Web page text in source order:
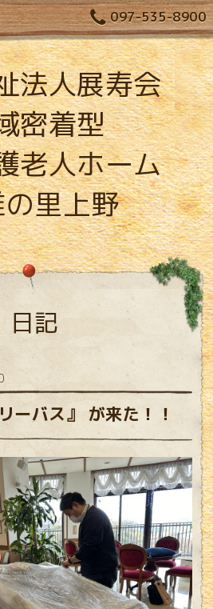
097-535-8900
法人展寿会
密着型
老人ホーム
里上野
日記
ーバス』 が来た！！